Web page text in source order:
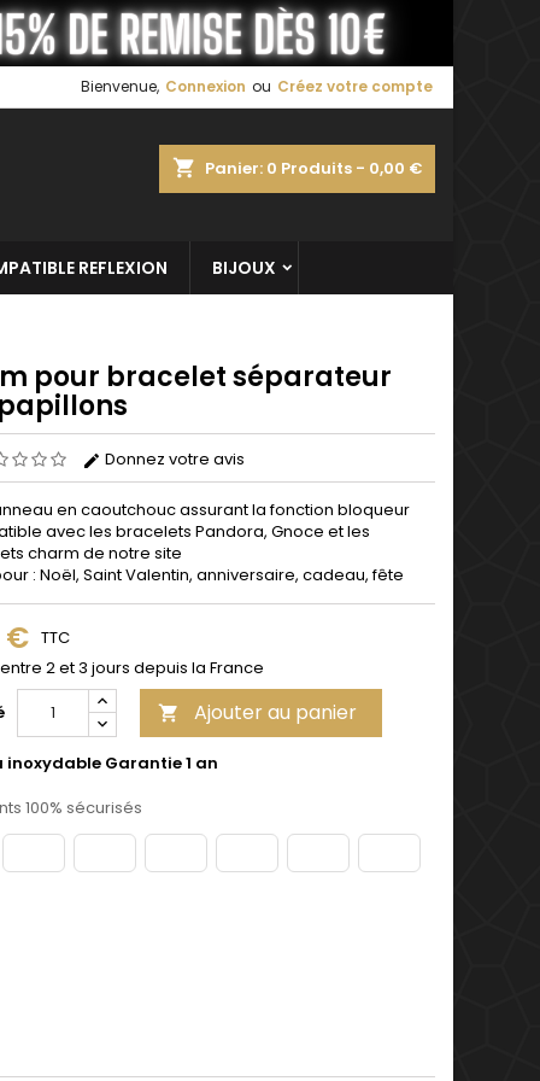
Bienvenue, Connexion ou Créez votre compte
shopping_cart Panier: 0 Produits - 0,00 €
REFLEXION BIJOUX
pour bracelet séparateur
Donnez votre avis
en caoutchouc assurant la fonction bloqueur
avec les bracelets Pandora, Gnoce et les
charm de notre site
: Noël, Saint Valentin, anniversaire, cadeau, fête
€ TTC
2 et 3 jours depuis la France
 Ajouter au panier
inoxydable Garantie 1 an
100% sécurisés